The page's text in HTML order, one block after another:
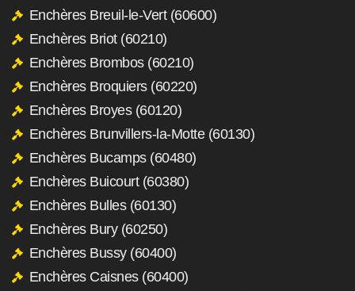
Enchères Breuil-le-Vert (60600)
Enchères Briot (60210)
Enchères Brombos (60210)
Enchères Broquiers (60220)
Enchères Broyes (60120)
Enchères Brunvillers-la-Motte (60130)
Enchères Bucamps (60480)
Enchères Buicourt (60380)
Enchères Bulles (60130)
Enchères Bury (60250)
Enchères Bussy (60400)
Enchères Caisnes (60400)